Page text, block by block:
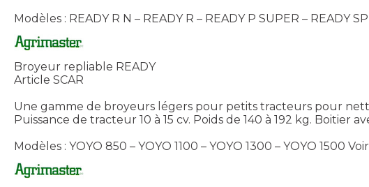
Modèles : READY R N – READY R – READY P SUPER – READY SP
Broyeur repliable READY
Article SCAR
Une gamme de broyeurs légers pour petits tracteurs pour
Puissance de tracteur 10 à 15 cv. Poids de 140 à 192 kg.
Modèles : YOYO 850 – YOYO 1100 – YOYO 1300 – YOYO 1500